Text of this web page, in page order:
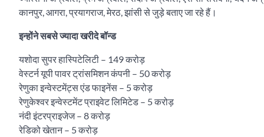
कानपुर, आगरा, प्रयागराज, मेरठ, झांसी से जुड़े बताए जा रहे हैं।
इन्होंने सबसे ज्यादा खरीदे बॉन्ड
यशोदा सुपर हास्पिटेलिटी – 149 करोड़
वेस्टर्न यूपी पावर ट्रांसमिशन कंपनी – 50 करोड़
रेणुका इन्वेस्टमेंट्स एंड फाइनेंस – 5 करोड़
रेणुकेश्वर इन्वेस्टमेंट प्राइवेट लिमिटेड – 5 करोड़
नंदी इंटरप्राइजेज – 8 करोड़
रेडिको खेतान – 5 करोड़